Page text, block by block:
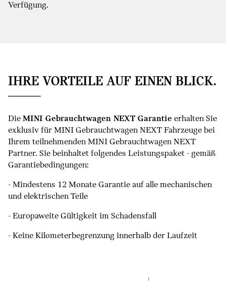
Verfügung.
IHRE VORTEILE AUF EINEN BLICK.
Die MINI Gebrauchtwagen NEXT Garantie erhalten Sie
exklusiv für MINI Gebrauchtwagen NEXT Fahrzeuge bei
Ihrem teilnehmenden MINI Gebrauchtwagen NEXT
Partner. Sie beinhaltet folgendes Leistungspaket - gemäß
Garantiebedingungen:
- Mindestens 12 Monate Garantie auf alle mechanischen
und elektrischen Teile
- Europaweite Gültigkeit im Schadensfall
- Keine Kilometerbegrenzung innerhalb der Laufzeit